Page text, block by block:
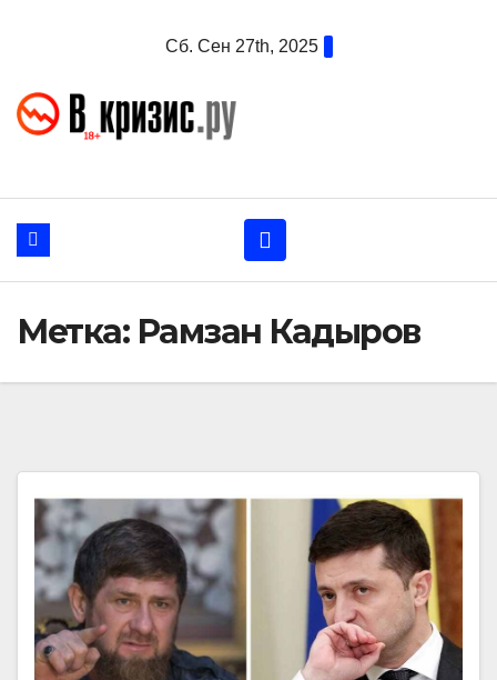
Сб. Сен 27th, 2025
Метка: Рамзан Кадыров